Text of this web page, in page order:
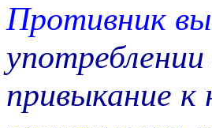
Противник
привыкание к